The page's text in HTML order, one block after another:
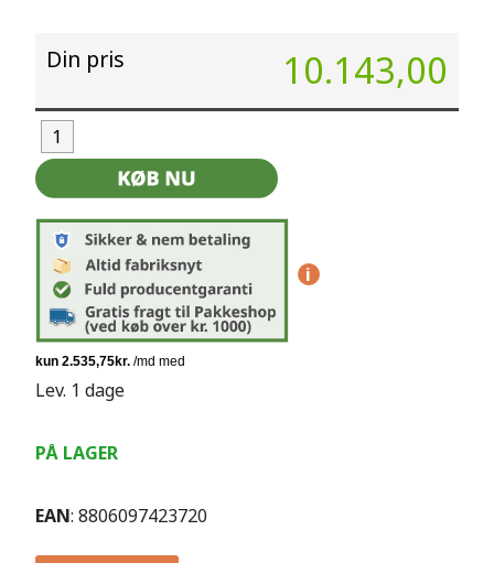
Din pris 10.143,00
i
Lev. 1 dage
PÅ LAGER
EAN: 8806097423720